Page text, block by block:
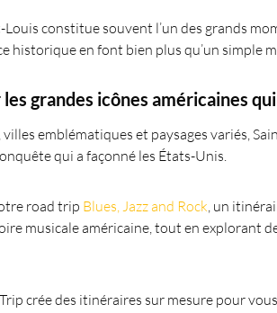
Louis constitue souvent l’un des grands
historique en font bien plus qu’un simple
grandes icônes américaines
emblématiques et paysages variés,
qui a façonné les États-Unis.
road trip Blues, Jazz and Rock , un
musicale américaine, tout en explorant
crée des itinéraires sur mesure pour